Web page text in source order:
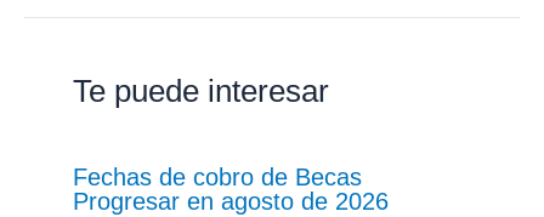
Te puede interesar
Fechas de cobro de Becas
Progresar en agosto de 2026